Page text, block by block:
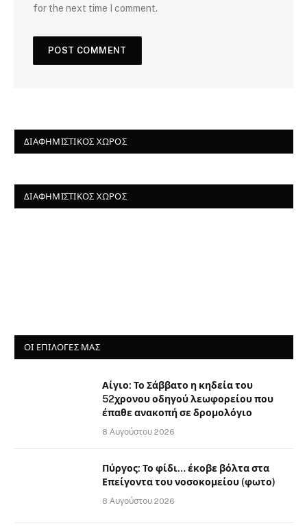
for the next time I comment.
ΔΙΑΦΗΜΙΣΤΙΚΌΣ ΧΏΡΟΣ
ΔΙΑΦΗΜΙΣΤΙΚΌΣ ΧΏΡΟΣ
ΟΙ ΕΠΙΛΟΓΈΣ ΜΑΣ
Αίγιο: Το Σάββατο η κηδεία του
52χρονου οδηγού λεωφορείου που
έπαθε ανακοπή σε δρομολόγιο
8 Αυγούστου 2026
Πύργος: Το φίδι… έκοβε βόλτα στα
Επείγοντα του νοσοκομείου (φωτο)
8 Αυγούστου 2026